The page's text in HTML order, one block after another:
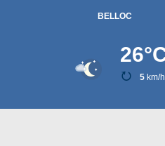
BELLOC
26
5 km/h